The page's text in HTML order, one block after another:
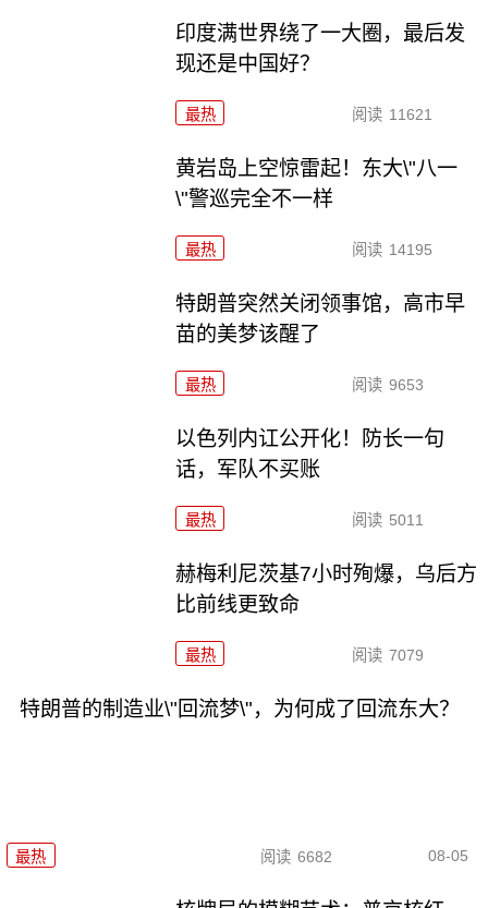
印度满世界绕了一大圈，最后发
现还是中国好？
最热 阅读 11621
黄岩岛上空惊雷起！东大\"八一
\"警巡完全不一样
最热 阅读 14195
特朗普突然关闭领事馆，高市早
苗的美梦该醒了
最热 阅读 9653
以色列内讧公开化！防长一句
话，军队不买账
最热 阅读 5011
赫梅利尼茨基7小时殉爆，乌后方
比前线更致命
最热 阅读 7079
特朗普的制造业\"回流梦\"，为何成了回流东大？
最热 阅读 6682 08-05